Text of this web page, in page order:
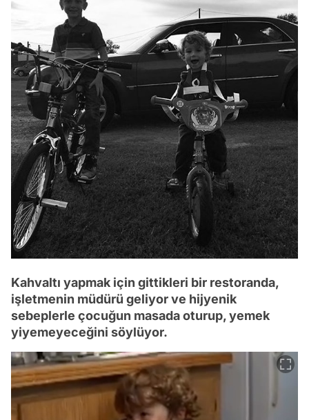
Kahvaltı yapmak için gittikleri bir restoranda,
işletmenin müdürü geliyor ve hijyenik
sebeplerle çocuğun masada oturup, yemek
yiyemeyeceğini söylüyor.